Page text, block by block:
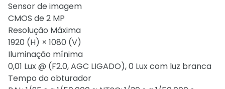
Sensor de imagem
CMOS de 2 MP
Resolução Máxima
1920 (H) × 1080 (V)
Iluminação mínima
0,01 Lux @ (F2.0, AGC LIGADO), 0 Lux com luz branca
Tempo do obturador